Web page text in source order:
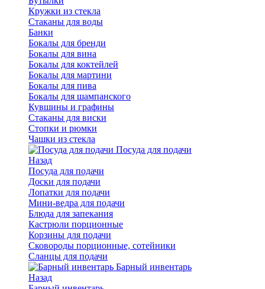
Кружки из стекла
Стаканы для воды
Банки
Бокалы для бренди
Бокалы для вина
Бокалы для коктейлей
Бокалы для мартини
Бокалы для пива
Бокалы для шампанского
Кувшины и графины
Стаканы для виски
Стопки и рюмки
Чашки из стекла
Посуда для подачи
Назад
Посуда для подачи
Доски для подачи
Лопатки для подачи
Мини-ведра для подачи
Блюда для запекания
Кастрюли порционные
Корзины для подачи
Сковороды порционные, сотейники
Сланцы для подачи
Барный инвентарь
Назад